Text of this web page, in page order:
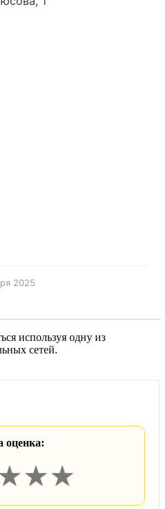
2025
используя одну из
сетей.
оценка:
★★